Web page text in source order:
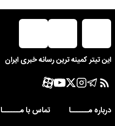
این تیتر کمینه ترین رسانه خبری ایران
درباره مــــــا
تماس با مــــــا